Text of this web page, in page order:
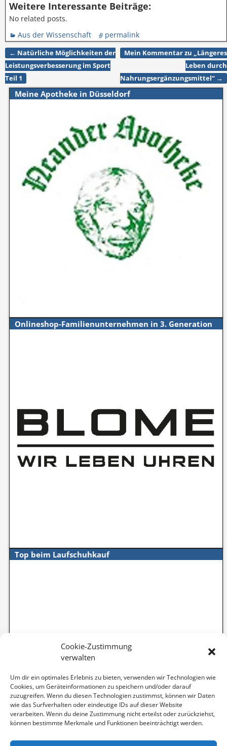
Cookie-Zustimmung
verwalten
Um dir ein optimales Erlebnis zu bieten, verwenden wir Technologien wie
Cookies, um Geräteinformationen zu speichern und/oder darauf
zuzugreifen. Wenn du diesen Technologien zustimmst, können wir Daten
wie das Surfverhalten oder eindeutige IDs auf dieser Website
verarbeiten. Wenn du deine Zustimmung nicht erteilst oder zurückziehst,
können bestimmte Merkmale und Funktionen beeinträchtigt werden.
Weitere Interessante Beiträge:
No related posts.
Aus der Wissenschaft
permalink
Artikelnavigation
← Natürliche Möglichkeiten der
Leistungsverbesserung im Sport
Teil 1
Mein Kommentar zu „Längeres
Leben durch
Nahrungsergänzungsmittel“ →
Meine Apotheke in Düsseldorf
Onlineshop-Familienunternehmen in 3. Generation
Top beim Laufschuhkauf